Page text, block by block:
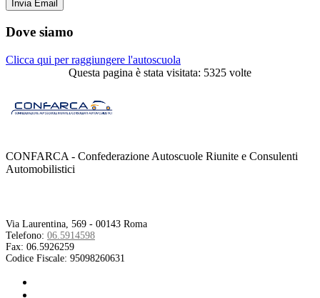
Dove siamo
Clicca qui per raggiungere l'autoscuola
Questa pagina è stata visitata: 5325 volte
CONFARCA - Confederazione Autoscuole Riunite e Consulenti
Automobilistici
Via Laurentina, 569 - 00143 Roma
Telefono: 06.5914598
Fax: 06.5926259
Codice Fiscale: 95098260631